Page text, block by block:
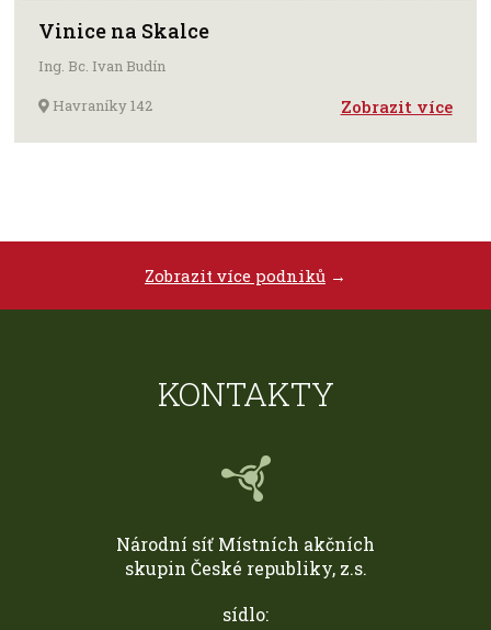
Vinice na Skalce
Ing. Bc. Ivan Budín
Havraníky 142
Zobrazit více
Zobrazit více podniků →
KONTAKTY
Národní síť Místních akčních
skupin České republiky, z.s.
sídlo: